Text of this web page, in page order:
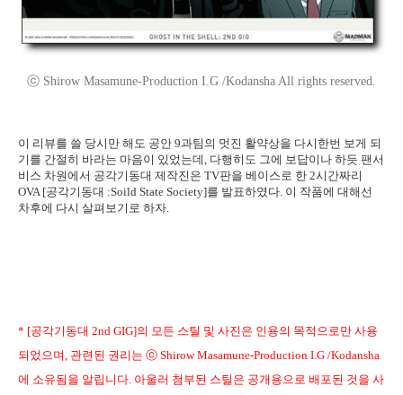
ⓒ Shirow Masamune-Production I.G /Kodansha All rights reserved.
이 리뷰를 쓸 당시만 해도 공안 9과팀의 멋진 활약상을 다시한번 보게 되
기를 간절히 바라는 마음이 있었는데, 다행히도 그에 보답이나 하듯 팬서
비스 차원에서 공각기동대 제작진은 TV판을 베이스로 한 2시간짜리
OVA [공각기동대 :Soild State Society]를 발표하였다. 이 작품에 대해선
차후에 다시 살펴보기로 하자.
* [공각기동대 2nd GIG]의 모든 스틸 및 사진은 인용의 목적으로만 사용
되었으며, 관련된 권리는 ⓒ Shirow Masamune-Production I.G /Kodansha
에 소유됨을 알립니다. 아울러 첨부된 스틸은 공개용으로 배포된 것을 사